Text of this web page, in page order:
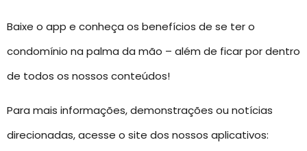
Baixe o app e conheça os benefícios de se ter o
condomínio na palma da mão – além de ficar por dentro
de todos os nossos conteúdos!
Para mais informações, demonstrações ou notícias
direcionadas, acesse o site dos nossos aplicativos: